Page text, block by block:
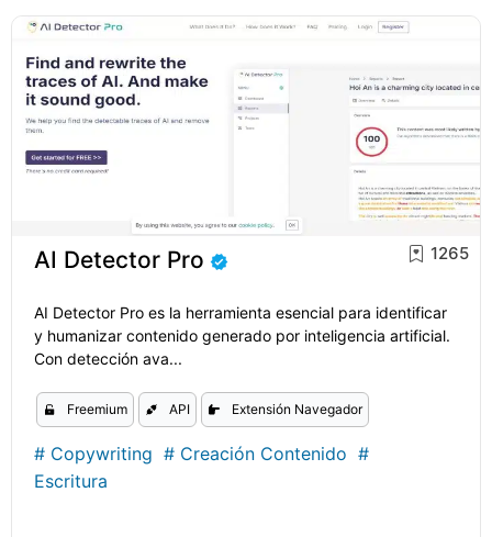
AI Detector Pro 1265
AI Detector Pro es la herramienta esencial para identificar
y humanizar contenido generado por inteligencia artificial.
Con detección ava...
Freemium API Extensión Navegador
# Copywriting # Creación Contenido #
Escritura